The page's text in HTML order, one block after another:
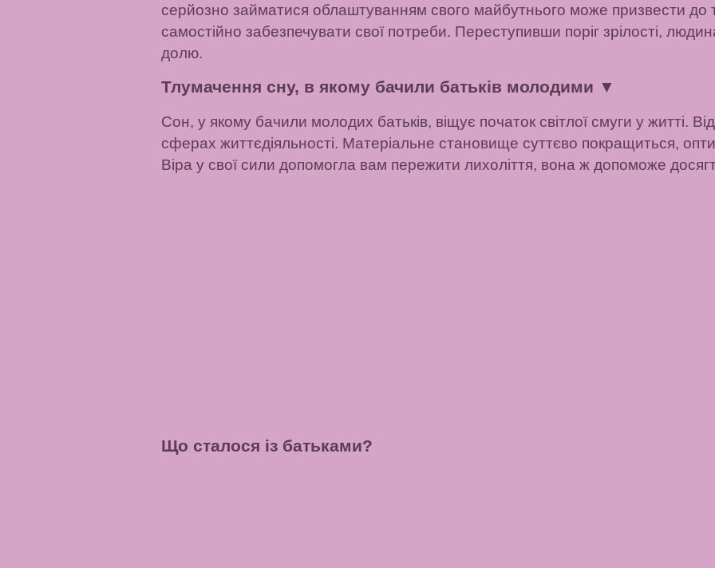
серйозно займатися облаштуванням свого майбутнього може призвести до
самостійно забезпечувати свої потреби. Переступивши поріг зрілості,
долю.
Тлумачення сну, в якому бачили батьків молодими ▼
Сон, у якому бачили молодих батьків, віщує початок світлої смуги у житті.
сферах життєдіяльності. Матеріальне становище суттєво покращиться,
Віра у свої сили допомогла вам пережити лихоліття, вона ж допоможе
Що сталося із батьками?